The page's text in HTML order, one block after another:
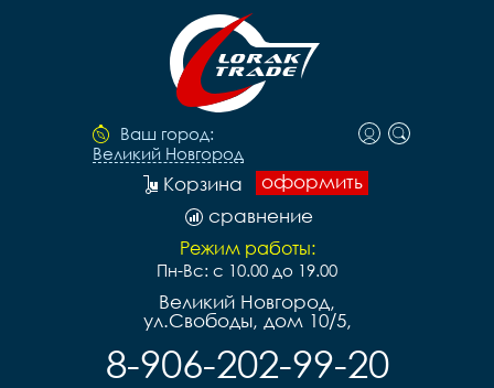
Ваш город:
Великий Новгород
оформить
Корзина
сравнение
Режим работы:
Пн-Вс: с 10.00 до 19.00
Великий Новгород,
ул.Свободы, дом 10/5,
8-906-202-99-20